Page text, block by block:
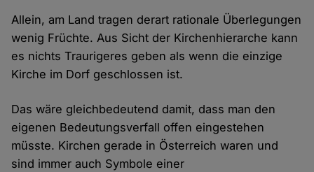
Allein, am Land tragen derart rationale Überlegungen
wenig Früchte. Aus Sicht der Kirchenhierarche kann
es nichts Traurigeres geben als wenn die einzige
Kirche im Dorf geschlossen ist.
Das wäre gleichbedeutend damit, dass man den
eigenen Bedeutungsverfall offen eingestehen
müsste. Kirchen gerade in Österreich waren und
sind immer auch Symbole einer